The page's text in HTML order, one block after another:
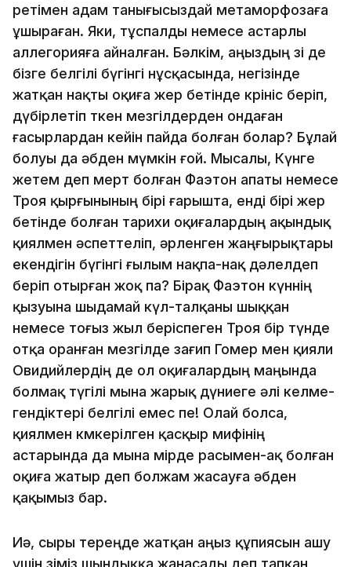
ретiмен адам танығысыздай метаморфозаға
ұшыраған. Яки, тұс­палды немесе астарлы
аллегорияға айналған. Бәлкiм, аңыз­­дың өзi де
бiзге белгiлi бүгiнгi нұсқасында, негiзiнде
жатқан нақ­ты оқиға жер бетiнде көрiнiс берiп,
дүбiрлетiп өткен мезгiлдерден ондаған
ғасырлардан кейiн пайда болған болар? Бұлай
болуы да әбден мүмкiн ғой. Мысалы, Күнге
же­тем деп мерт болған Фаэтон апаты немесе
Троя қырғы­­ны­­­ның бiрi ғарышта, ендi бiрi жер
бетiнде болған тарихи оқи­ғалардың ақындық
қиялмен әспеттелiп, әрленген жаңғы­­­рық­­­тары
екендiгiн бүгiнгi ғылым нақпа-нақ дәлелдеп
берiп отыр­­ған жоқ па? Бiрақ Фаэтон күннiң
қызуына шыдамай күл-талқаны шыққан
немесе тоғыз жыл берiспеген Троя бiр түн­де
отқа оранған мезгiлде зағип Гомер мен қияли
Овидий­лер­дiң де ол оқиғалардың маңында
болмақ түгiлi мына жарық дү­ниеге әлi келме­
гендiктерi белгiлi емес пе! Олай болса,
қиялмен көм­керiлген қасқыр мифiнiң
астарында да мына өмiрде расымен-ақ болған
оқиға жатыр деп болжам жасауға әбден
қақымыз бар.
Иә, сыры тереңде жатқан аңыз құпиясын ашу
үшiн өзiмiз шындыққа жанасады деп тапқан